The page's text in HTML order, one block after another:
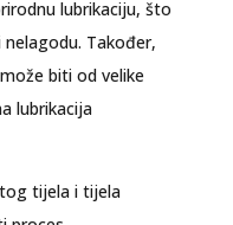
lubrikaciju, što
Također,
biti od velike
lubrikacija
tijela i tijela